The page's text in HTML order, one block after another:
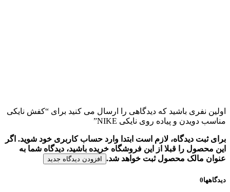
اولین نفری باشید که دیدگاهی را ارسال می کنید برای “کفش نایکی
مناسب دویدن و پیاده روی نایکی NIKE”
برای ثبت دیدگاه، لازم است ابتدا وارد حساب کاربری خود شوید. اگر
این محصول را قبلا از این فروشگاه خریده باشید، دیدگاه شما به
عنوان مالک محصول ثبت خواهد شد.
افزودن دیدگاه جدید
دیدگاهها0